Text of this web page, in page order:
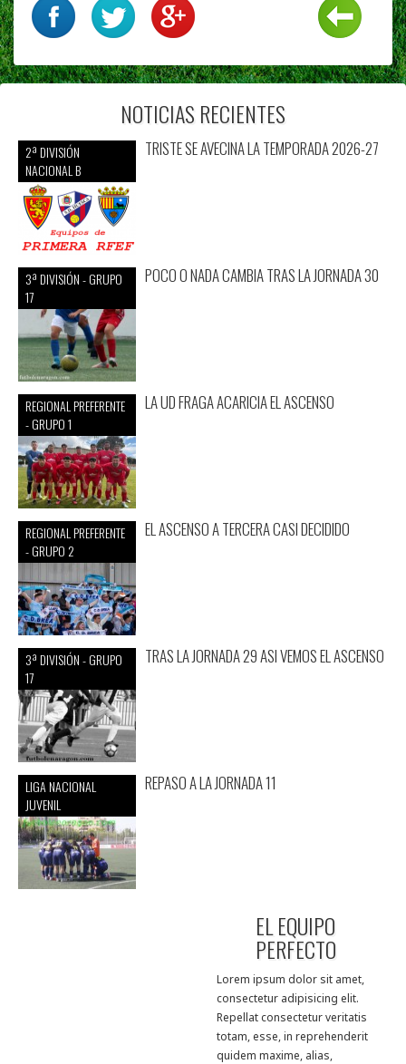
NOTICIAS RECIENTES
2ª DIVISIÓN
NACIONAL B
TRISTE SE AVECINA LA TEMPORADA 2026-27
3ª DIVISIÓN - GRUPO
17
POCO O NADA CAMBIA TRAS LA JORNADA 30
REGIONAL PREFERENTE
- GRUPO 1
LA UD FRAGA ACARICIA EL ASCENSO
REGIONAL PREFERENTE
- GRUPO 2
EL ASCENSO A TERCERA CASI DECIDIDO
3ª DIVISIÓN - GRUPO
17
TRAS LA JORNADA 29 ASI VEMOS EL ASCENSO
LIGA NACIONAL
JUVENIL
REPASO A LA JORNADA 11
EL EQUIPO
PERFECTO
Lorem ipsum dolor sit amet,
consectetur adipisicing elit.
Repellat consectetur veritatis
totam, esse, in reprehenderit
quidem maxime, alias,